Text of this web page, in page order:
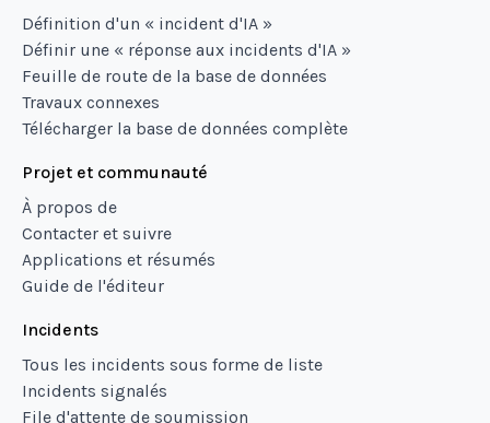
Définition d'un « incident d'IA »
Définir une « réponse aux incidents d'IA »
Feuille de route de la base de données
Travaux connexes
Télécharger la base de données complète
Projet et communauté
À propos de
Contacter et suivre
Applications et résumés
Guide de l'éditeur
Incidents
Tous les incidents sous forme de liste
Incidents signalés
File d'attente de soumission